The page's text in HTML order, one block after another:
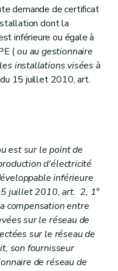
demande de certificat
dont la
inférieure ou égale à
(ou au gestionnaire
installations visées à
15 juillet 2010, art.
est sur le point de
d'électricité
inférieure
juillet 2010, art. 2, 1°
compensation entre
sur le réseau de
sur le réseau de
son fournisseur
de réseau de